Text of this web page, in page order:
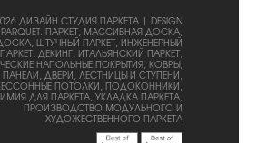
ДИЗАЙН СТУДИЯ ПАРКЕТА | DESIGN
ПАРКЕТ, МАССИВНАЯ ДОСКА,
ШТУЧНЫЙ ПАРКЕТ, ИНЖЕНЕРНЫЙ
ПАРКЕТ, ДЕКИНГ, ИТАЛЬЯНСКИЙ ПАРКЕТ,
НАПОЛЬНЫЕ ПОКРЫТИЯ, КОВРЫ,
ДВЕРИ, ЛЕСТНИЦЫ И СТУПЕНИ,
ПОТОЛКИ, ПОДОКОННИКИ,
ДЛЯ ПАРКЕТА, УКЛАДКА ПАРКЕТА,
ПРОИЗВОДСТВО МОДУЛЬНОГО И
ХУДОЖЕСТВЕННОГО ПАРКЕТА